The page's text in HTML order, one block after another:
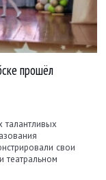
прошёл
свои
театральном